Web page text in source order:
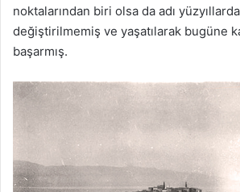
noktalarından biri olsa da adı
değiştirilmemiş ve yaşatılarak bugüne
başarmış.